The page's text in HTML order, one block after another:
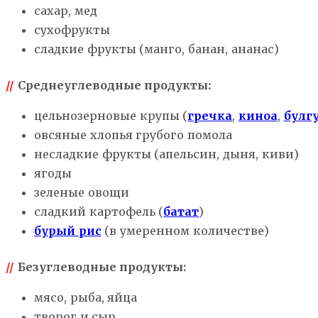
сахар, мед
сухофрукты
сладкие фрукты (манго, банан, ананас)
// Среднеуглеводные продукты:
цельнозерновые крупы (гречка, киноа,
овсяные хлопья грубого помола
несладкие фрукты (апельсин, дыня, киви)
ягоды
зеленые овощи
сладкий картофель (батат)
бурый рис (в умеренном количестве)
// Безуглеводные продукты:
мясо, рыба, яйца